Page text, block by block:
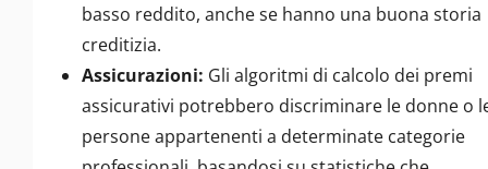
basso reddito, anche se hanno una buona storia
creditizia.
Assicurazioni: Gli algoritmi di calcolo dei premi
assicurativi potrebbero discriminare le donne o
persone appartenenti a determinate categorie